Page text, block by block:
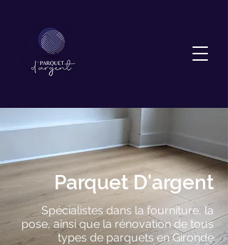
Parquet D'argent
Spécialistes dans la fourniture, la
pose, ainsi que la rénovation de tous
types de parquets en Gironde